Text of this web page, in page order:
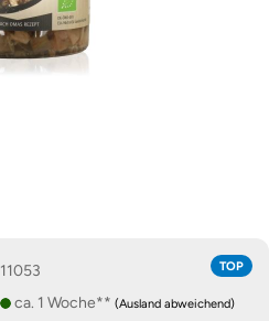
TOP
11053
ca. 1 Woche**(Ausland abweichend)